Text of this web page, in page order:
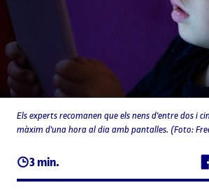
3 min.
Els experts recomanen que els nens d'entre dos i
màxim d'una hora al dia amb pantalles. (Foto: